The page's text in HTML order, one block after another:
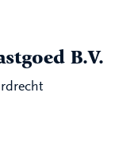
B.V.